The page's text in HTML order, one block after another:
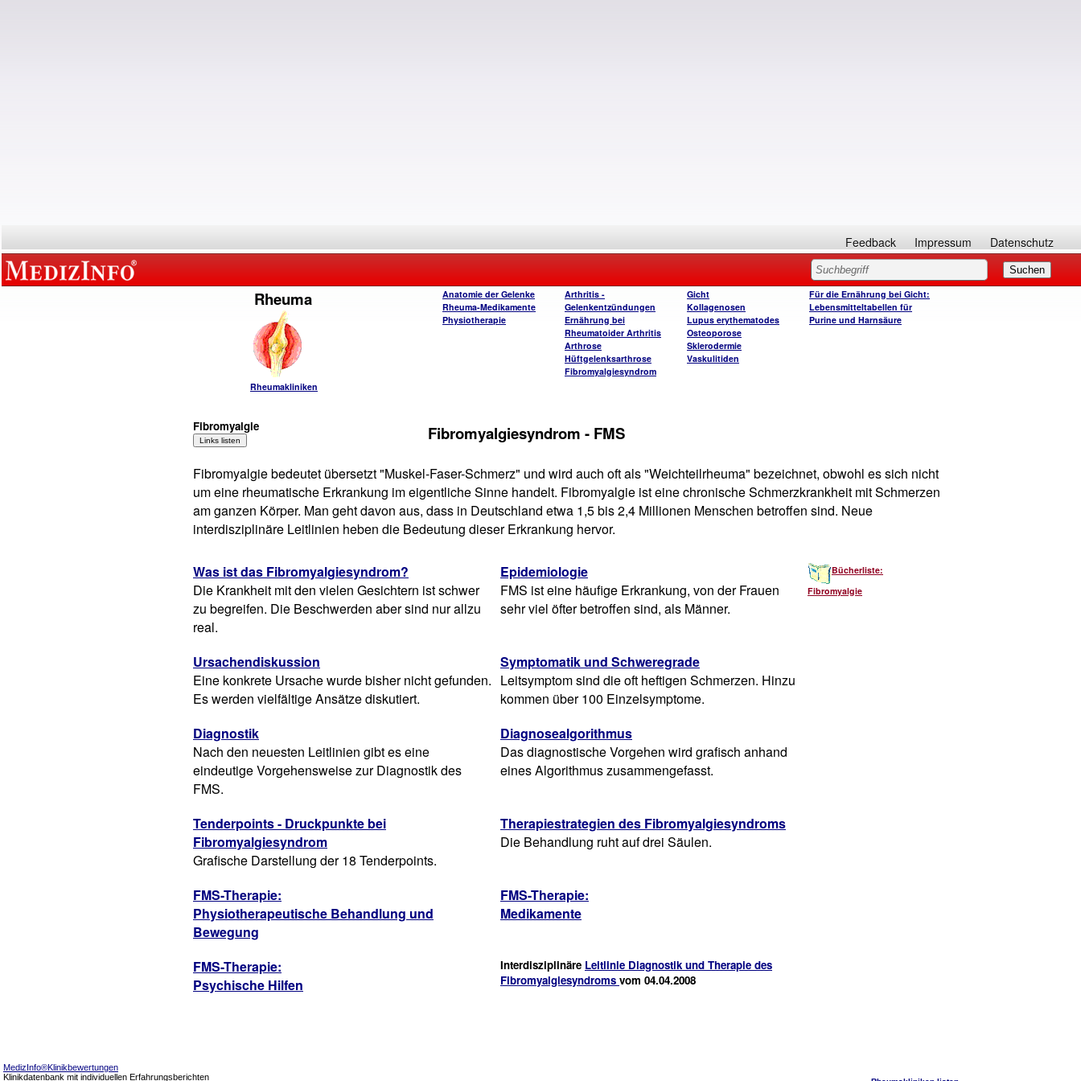
Feedback Impressum Datenschutz
Rheuma
Rheumakliniken
Anatomie der Gelenke
Rheuma-Medikamente
Physiotherapie
Arthritis -
Gelenkentzündungen
Ernährung bei
Rheumatoider Arthritis
Arthrose
Hüftgelenksarthrose
Fibromyalgiesyndrom
Gicht
Kollagenosen
Lupus erythematodes
Osteoporose
Sklerodermie
Vaskulitiden
Für die Ernährung bei Gicht:
Lebensmitteltabellen für
Purine und Harnsäure
Fibromyalgie Fibromyalgiesyndrom - FMS
Fibromyalgie bedeutet übersetzt "Muskel-Faser-Schmerz" und wird auch oft als "Weichteilrheuma" bezeichnet, obwohl es sich nicht
um eine rheumatische Erkrankung im eigentliche Sinne handelt. Fibromyalgie ist eine chronische Schmerzkrankheit mit Schmerzen
am ganzen Körper. Man geht davon aus, dass in Deutschland etwa 1,5 bis 2,4 Millionen Menschen betroffen sind. Neue
interdisziplinäre Leitlinien heben die Bedeutung dieser Erkrankung hervor.
Was ist das Fibromyalgiesyndrom?
Die Krankheit mit den vielen Gesichtern ist schwer
zu begreifen. Die Beschwerden aber sind nur allzu
real.
Epidemiologie
FMS ist eine häufige Erkrankung, von der Frauen
sehr viel öfter betroffen sind, als Männer.
Bücherliste:
Fibromyalgie
Ursachendiskussion
Eine konkrete Ursache wurde bisher nicht gefunden.
Es werden vielfältige Ansätze diskutiert.
Symptomatik und Schweregrade
Leitsymptom sind die oft heftigen Schmerzen. Hinzu
kommen über 100 Einzelsymptome.
Diagnostik
Nach den neuesten Leitlinien gibt es eine
eindeutige Vorgehensweise zur Diagnostik des
FMS.
Diagnosealgorithmus
Das diagnostische Vorgehen wird grafisch anhand
eines Algorithmus zusammengefasst.
Tenderpoints - Druckpunkte bei
Fibromyalgiesyndrom
Grafische Darstellung der 18 Tenderpoints.
Therapiestrategien des Fibromyalgiesyndroms
Die Behandlung ruht auf drei Säulen.
FMS-Therapie:
Physiotherapeutische Behandlung und
Bewegung
FMS-Therapie:
Medikamente
FMS-Therapie:
Psychische Hilfen
Interdisziplinäre Leitlinie Diagnostik und Therapie des
Fibromyalgiesyndroms vom 04.04.2008
MedizInfo®Klinikbewertungen
Klinikdatenbank mit individuellen Erfahrungsberichten